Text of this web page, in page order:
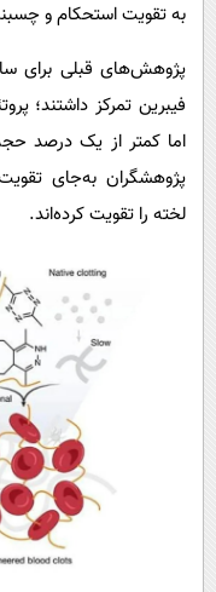
به تقویت استحکام و
پژوهش‌های قبلی برای
فیبرین تمرکز داشتند؛
اما کمتر از یک درصد
پژوهشگران به‌جای
لخته را تقویت کرده‌اند.